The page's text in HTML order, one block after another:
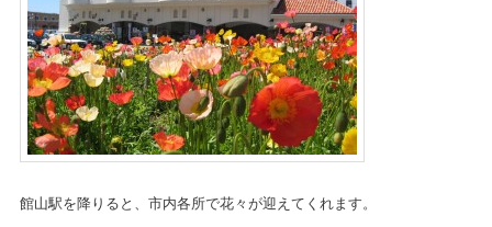
館山駅を降りると、市内各所で花々が迎えてくれます。